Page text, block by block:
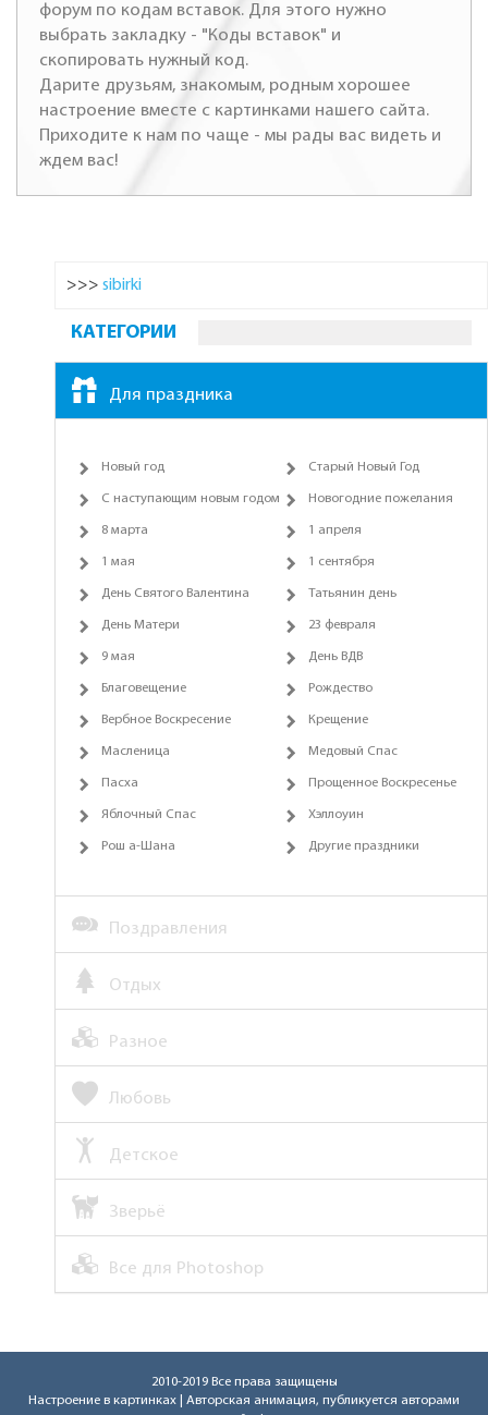
форум по кодам вставок. Для этого нужно
выбрать закладку - "Коды вставок" и
скопировать нужный код.
Дарите друзьям, знакомым, родным хорошее
настроение вместе с картинками нашего сайта.
Приходите к нам по чаще - мы рады вас видеть и
ждем вас!
>>> sibirki
КАТЕГОРИИ
Для праздника
Новый год Старый Новый Год
С наступающим новым годом Новогодние пожелания
8 марта 1 апреля
1 мая 1 сентября
День Святого Валентина Татьянин день
День Матери 23 февраля
9 мая День ВДВ
Благовещение Рождество
Вербное Воскресение Крещение
Масленица Медовый Спас
Пасха Прощенное Воскресенье
Яблочный Спас Хэллоуин
Рош а-Шана Другие праздники
Поздравления
Отдых
Разное
Любовь
Детское
Зверьё
Все для Photoshop
2010-2019 Все права защищены
Настроение в картинках | Авторская анимация, публикуется авторами